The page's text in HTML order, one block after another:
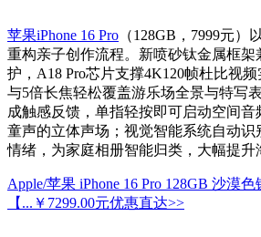
苹果iPhone 16 Pro （128GB，7999元
重构亲子创作流程。新喷砂钛金属框
护，A18 Pro芯片支撑4K120帧杜比视
与5倍长焦轻松覆盖游乐场全景与特写
成触感反馈，单指轻按即可启动空间
童声的立体声场；视觉智能系统自动
情绪，为家庭相册智能归类，大幅提升
Apple/苹果 iPhone 16 Pro 128GB 沙漠
【... ￥7299.00元优惠直达>>